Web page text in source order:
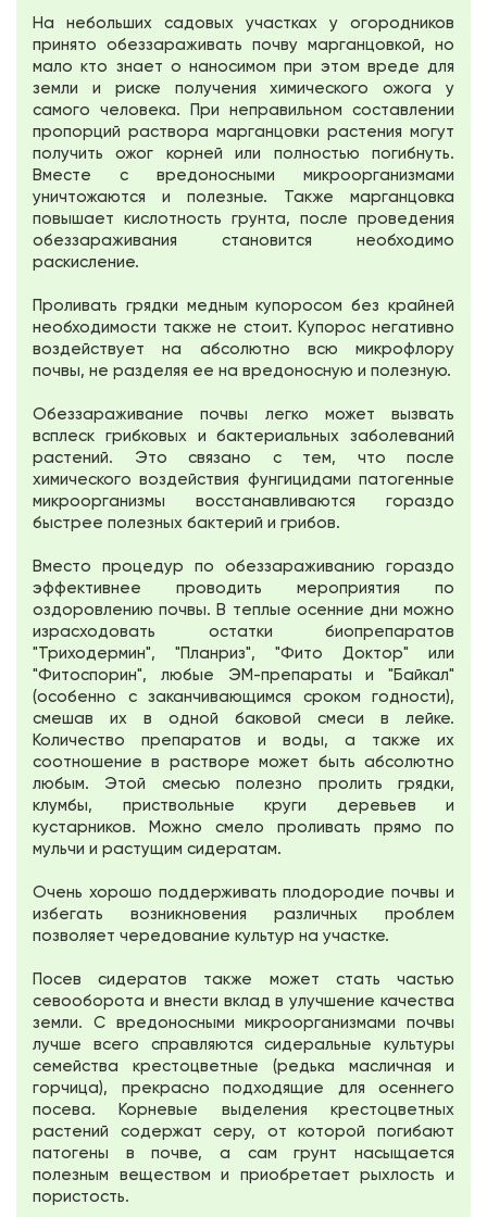
На небольших садовых участках у огородников
принято обеззараживать почву марганцовкой, но
мало кто знает о наносимом при этом вреде для
земли и риске получения химического ожога у
самого человека. При неправильном составлении
пропорций раствора марганцовки растения могут
получить ожог корней или полностью погибнуть.
Вместе с вредоносными микроорганизмами
уничтожаются и полезные. Также марганцовка
повышает кислотность грунта, после проведения
обеззараживания становится необходимо
раскисление.
Проливать грядки медным купоросом без крайней
необходимости также не стоит. Купорос негативно
воздействует на абсолютно всю микрофлору
почвы, не разделяя ее на вредоносную и полезную.
Обеззараживание почвы легко может вызвать
всплеск грибковых и бактериальных заболеваний
растений. Это связано с тем, что после
химического воздействия фунгицидами патогенные
микроорганизмы восстанавливаются гораздо
быстрее полезных бактерий и грибов.
Вместо процедур по обеззараживанию гораздо
эффективнее проводить мероприятия по
оздоровлению почвы. В теплые осенние дни можно
израсходовать остатки биопрепаратов
"Триходермин", "Планриз", "Фито Доктор" или
"Фитоспорин", любые ЭМ-препараты и "Байкал"
(особенно с заканчивающимся сроком годности),
смешав их в одной баковой смеси в лейке.
Количество препаратов и воды, а также их
соотношение в растворе может быть абсолютно
любым. Этой смесью полезно пролить грядки,
клумбы, приствольные круги деревьев и
кустарников. Можно смело проливать прямо по
мульчи и растущим сидератам.
Очень хорошо поддерживать плодородие почвы и
избегать возникновения различных проблем
позволяет чередование культур на участке.
Посев сидератов также может стать частью
севооборота и внести вклад в улучшение качества
земли. С вредоносными микроорганизмами почвы
лучше всего справляются сидеральные культуры
семейства крестоцветные (редька масличная и
горчица), прекрасно подходящие для осеннего
посева. Корневые выделения крестоцветных
растений содержат серу, от которой погибают
патогены в почве, а сам грунт насыщается
полезным веществом и приобретает рыхлость и
пористость.